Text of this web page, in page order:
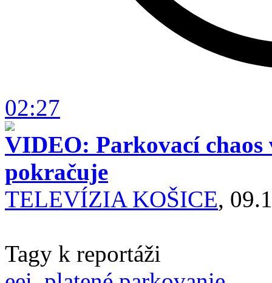
02:27
VIDEO: Parkovací chaos
pokračuje
TELEVÍZIA KOŠICE,
Tagy k reportáži